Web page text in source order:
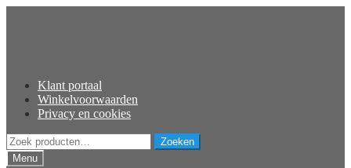
Klant portaal
Winkelvoorwaarden
Privacy en cookies
Zoeken
naar:
Zoeken
Menu